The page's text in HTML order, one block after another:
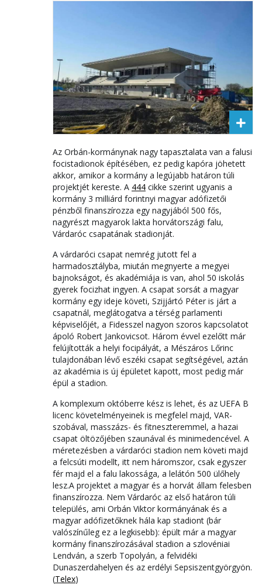
Az Orbán-kormánynak nagy tapasztalata van a falusi
focistadionok építésében, ez pedig kapóra jöhetett
akkor, amikor a kormány a legújabb határon túli
projektjét kereste. A 444 cikke szerint ugyanis a
kormány 3 milliárd forintnyi magyar adófizetői
pénzből finanszírozza egy nagyjából 500 fős,
nagyrészt magyarok lakta horvátországi falu,
Várdaróc csapatának stadionját.
A várdaróci csapat nemrég jutott fel a
harmadosztályba, miután megnyerte a megyei
bajnokságot, és akadémiája is van, ahol 50 iskolás
gyerek focizhat ingyen. A csapat sorsát a magyar
kormány egy ideje követi, Szijjártó Péter is járt a
csapatnál, meglátogatva a térség parlamenti
képviselőjét, a Fidesszel nagyon szoros kapcsolatot
ápoló Robert Jankovicsot. Három évvel ezelőtt már
felújították a helyi focipályát, a Mészáros Lőrinc
tulajdonában lévő eszéki csapat segítségével, aztán
az akadémia is új épületet kapott, most pedig már
épül a stadion.
A komplexum októberre kész is lehet, és az UEFA B
licenc követelményeinek is megfelel majd, VAR-
szobával, masszázs- és fitneszteremmel, a hazai
csapat öltözőjében szaunával és minimedencével. A
méretezésben a várdaróci stadion nem követi majd
a felcsúti modellt, itt nem háromszor, csak egyszer
fér majd el a falu lakossága, a lelátón 500 ülőhely
lesz.A projektet a magyar és a horvát állam felesben
finanszírozza. Nem Várdaróc az első határon túli
település, ami Orbán Viktor kormányának és a
magyar adófizetőknek hála kap stadiont (bár
valószínűleg ez a legkisebb): épült már a magyar
kormány finanszírozásával stadion a szlovéniai
Lendván, a szerb Topolyán, a felvidéki
Dunaszerdahelyen és az erdélyi Sepsiszentgyörgyön.
(Telex)